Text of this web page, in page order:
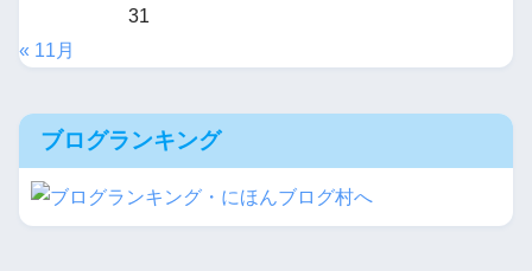
31
« 11月
ブログランキング